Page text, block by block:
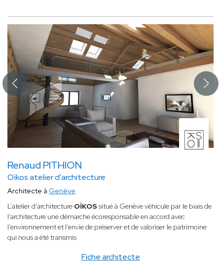
spécialiste en appartements à toutes les connaissances
pour transformer un intérieur lambda en un véritable
cocon paisible et tendance. En prenant en compte
l’architecture de l’appartement et vos désirs, cet expert
contribue à rendre votre appartement chaleureux à travers
sa décoration et l’aménagement de ses espaces de vie.
Renaud PITHION
Oïkos atelier d'architecture
Fiche architecte
Architecte à Genève
L’atelier d’architecture OÏKOS situé à Genève véhicule par le biais de
l’architecture une démarche écoresponsable en accord avec
l’environnement et l’envie de préserver et de valoriser le patrimoine
qui nous a été transmis